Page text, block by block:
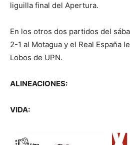
liguilla final del Apertura.
En los otros dos partidos del
2-1 al Motagua y el Real España
Lobos de UPN.
ALINEACIONES:
VIDA: